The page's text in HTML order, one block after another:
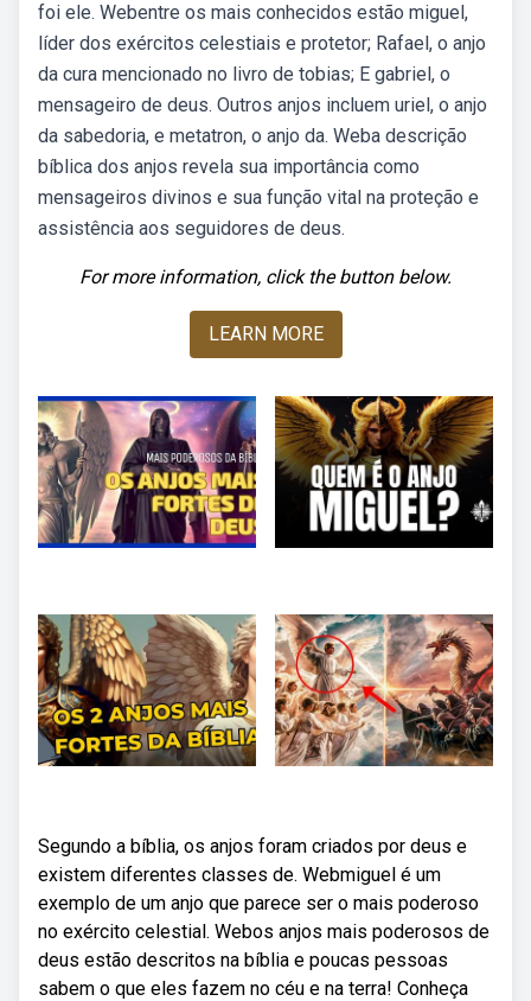
foi ele. Webentre os mais conhecidos estão miguel,
líder dos exércitos celestiais e protetor; Rafael, o anjo
da cura mencionado no livro de tobias; E gabriel, o
mensageiro de deus. Outros anjos incluem uriel, o anjo
da sabedoria, e metatron, o anjo da. Weba descrição
bíblica dos anjos revela sua importância como
mensageiros divinos e sua função vital na proteção e
assistência aos seguidores de deus.
For more information, click the button below.
LEARN MORE
Segundo a bíblia, os anjos foram criados por deus e
existem diferentes classes de. Webmiguel é um
exemplo de um anjo que parece ser o mais poderoso
no exército celestial. Webos anjos mais poderosos de
deus estão descritos na bíblia e poucas pessoas
sabem o que eles fazem no céu e na terra! Conheça